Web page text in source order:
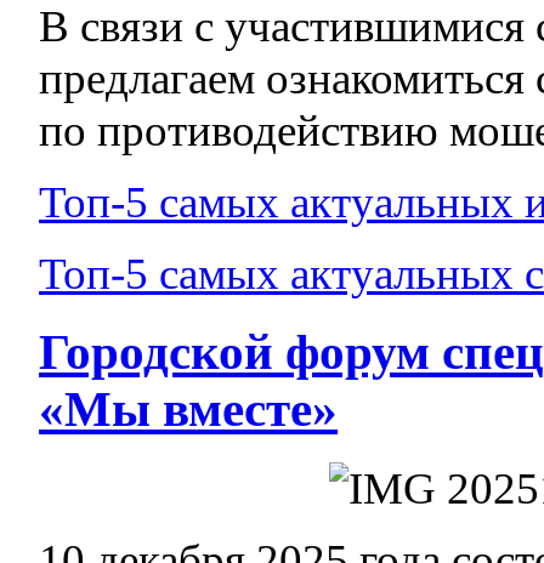
В связи с
предлагаем
по противодействию
Топ-5 самых актуальных
Топ-5 самых актуальных
Городской форум
«Мы вместе»